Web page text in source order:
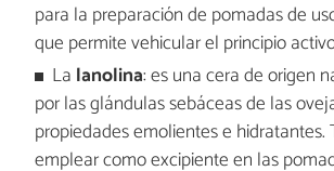
para la preparación de pomadas de
que permite vehicular el principio
La lanolina:es una cera de origen
por las glándulas sebáceas de las
propiedades emolientes e hidratantes.
emplear como excipiente en las